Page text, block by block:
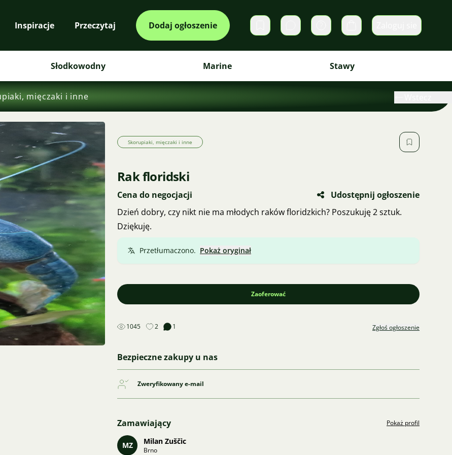
Inspiracje Przeczytaj Dodaj ogłoszenie Prywatne wiadomości
Koszyk
Słodkowodny Marine Stawy
mięczaki i inne
Skorupiaki, mięczaki i inne
Rak floridski
Cena do negocjacji
Udostępnij ogłoszenie
Dzień dobry, czy nikt nie ma młodych raków floridzkich? Poszukuję 2 sztuk.
Dziękuję.
Przetłumaczono. Pokaż oryginał
Zaoferować
1045 2 1 Zgłoś ogłoszenie
Bezpieczne zakupy u nas
Zweryfikowany e-mail
Zamawiający Pokaż profil
MZ Milan Zuščic
Brno